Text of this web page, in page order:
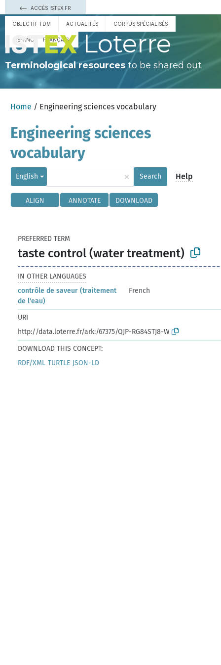
ACCÈS ISTEX.FR
OBJECTIF TDM ACTUALITÉS CORPUS SPÉCIALISÉS
ESPAÑOL FRANÇAIS Loterre
Terminological resourcesto be shared out
Home / Engineering sciences vocabulary
Engineering sciences
vocabulary
English × Search Help
ALIGN ANNOTATE DOWNLOAD
PREFERRED TERM
taste control (water treatment)
IN OTHER LANGUAGES
contrôle de saveur (traitement
de l'eau)
French
URI
http://data.loterre.fr/ark:/67375/QJP-RG84STJ8-W
DOWNLOAD THIS CONCEPT:
RDF/XML TURTLE JSON-LD